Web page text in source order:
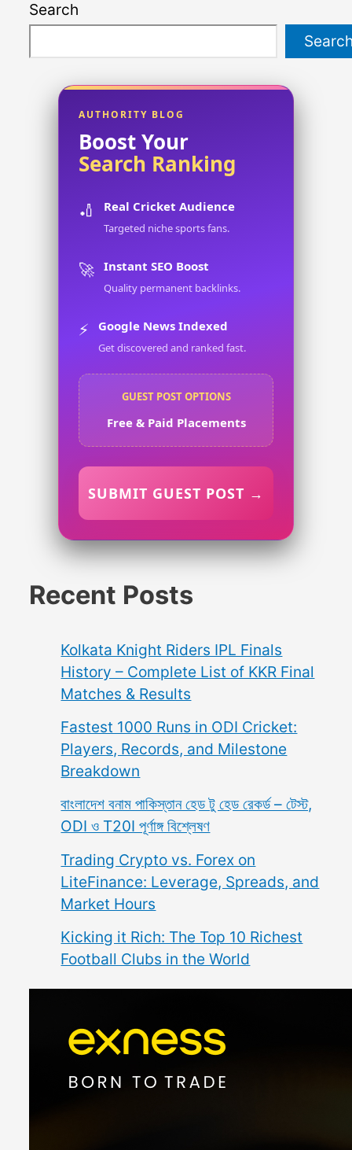
Search
AUTHORITY BLOG
Boost Your
Search Ranking
🏏 Real Cricket Audience
Targeted niche sports fans.
🚀 Instant SEO Boost
Quality permanent backlinks.
⚡ Google News Indexed
Get discovered and ranked fast.
GUEST POST OPTIONS
Free & Paid Placements
SUBMIT GUEST POST →
Recent Posts
Kolkata Knight Riders IPL Finals
History – Complete List of KKR Final
Matches & Results
Fastest 1000 Runs in ODI Cricket:
Players, Records, and Milestone
Breakdown
বাংলাদেশ বনাম পাকিস্তান হেড টু হেড রেকর্ড – টেস্ট,
ODI ও T20I পূর্ণাঙ্গ বিশ্লেষণ
Trading Crypto vs. Forex on
LiteFinance: Leverage, Spreads, and
Market Hours
Kicking it Rich: The Top 10 Richest
Football Clubs in the World